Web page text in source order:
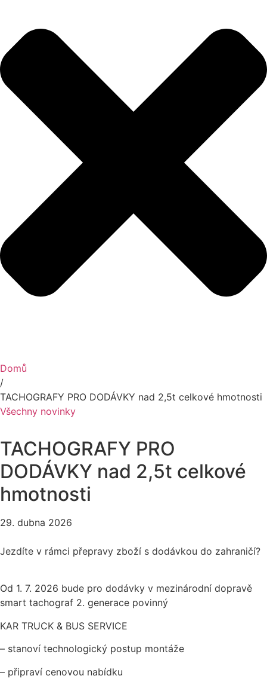
Domů
/
TACHOGRAFY PRO DODÁVKY nad 2,5t celkové hmotnosti
Všechny novinky
TACHOGRAFY PRO
DODÁVKY nad 2,5t celkové
hmotnosti
29. dubna 2026
Jezdíte v rámci přepravy zboží s dodávkou do zahraničí?
Od 1. 7. 2026 bude pro dodávky v mezinárodní dopravě
smart tachograf 2. generace povinný
KAR TRUCK & BUS SERVICE
– stanoví technologický postup montáže
– připraví cenovou nabídku